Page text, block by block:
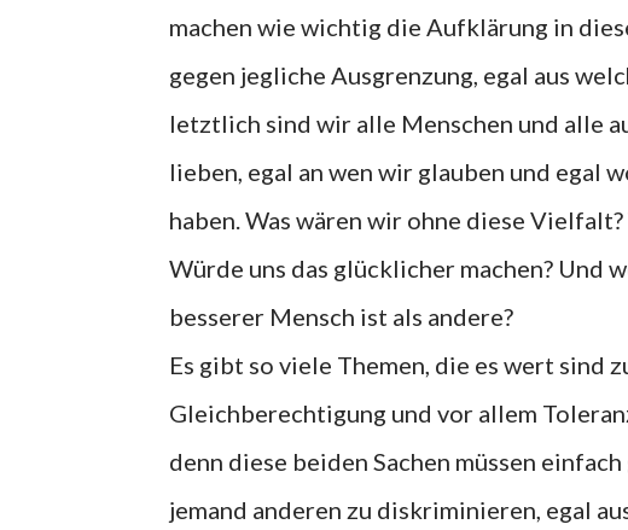
machen wie wichtig die Aufklärung in
gegen jegliche Ausgrenzung, egal aus
letztlich sind wir alle Menschen und alle
lieben, egal an wen wir glauben und egal
haben. Was wären wir ohne diese
Würde uns das glücklicher machen? Und
besserer Mensch ist als andere?
Es gibt so viele Themen, die es wert sind
Gleichberechtigung und vor allem
denn diese beiden Sachen müssen
jemand anderen zu diskriminieren, egal